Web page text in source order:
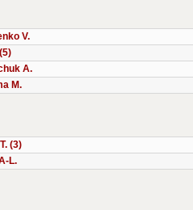
V.
A.
M.
(3)
L.